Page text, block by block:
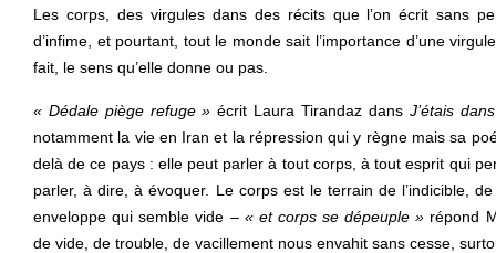
Les corps, des virgules dans des récits que l’on écrit sans
d’infime, et pourtant, tout le monde sait l’importance d’une
fait, le sens qu’elle donne ou pas.
« Dédale piège refuge » écrit Laura Tirandaz dans J’étais
notamment la vie en Iran et la répression qui y règne mais sa
delà de ce pays : elle peut parler à tout corps, à tout esprit qui
parler, à dire, à évoquer. Le corps est le terrain de l’indicible,
enveloppe qui semble vide – « et corps se dépeuple » répond
de vide, de trouble, de vacillement nous envahit sans cesse,